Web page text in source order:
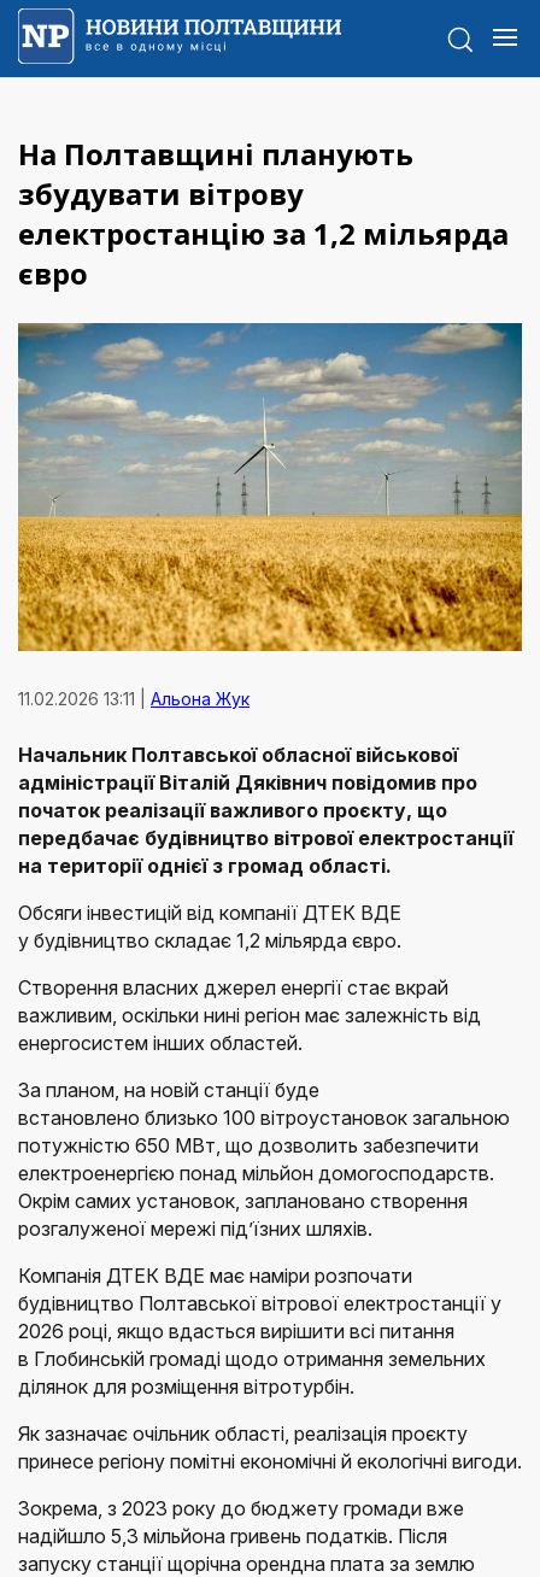
На Полтавщині планують
збудувати вітрову
електростанцію за 1,2 мільярда
євро
11.02.2026 13:11 | Альона Жук
Начальник Полтавської обласної військової
адміністрації Віталій Дяківнич повідомив про
початок реалізації важливого проєкту, що
передбачає будівництво вітрової електростанції
на території однієї з громад області.
Обсяги інвестицій від компанії ДТЕК ВДЕ
у будівництво складає 1,2 мільярда євро.
Створення власних джерел енергії стає вкрай
важливим, оскільки нині регіон має залежність від
енергосистем інших областей.
За планом, на новій станції буде
встановлено близько 100 вітроустановок загальною
потужністю 650 МВт, що дозволить забезпечити
електроенергією понад мільйон домогосподарств.
Окрім самих установок, заплановано створення
розгалуженої мережі під’їзних шляхів.
Компанія ДТЕК ВДЕ має наміри розпочати
будівництво Полтавської вітрової електростанції у
2026 році, якщо вдасться вирішити всі питання
в Глобинській громаді щодо отримання земельних
ділянок для розміщення вітротурбін.
Як зазначає очільник області, реалізація проєкту
принесе регіону помітні економічні й екологічні вигоди.
Зокрема, з 2023 року до бюджету громади вже
надійшло 5,3 мільйона гривень податків. Після
запуску станції щорічна орендна плата за землю